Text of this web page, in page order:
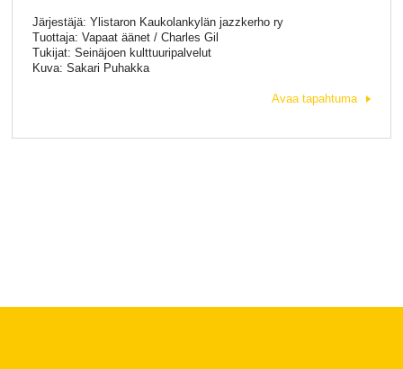
Järjestäjä: Ylistaron Kaukolankylän jazzkerho ry
Tuottaja: Vapaat äänet / Charles Gil
Tukijat: Seinäjoen kulttuuripalvelut
Kuva: Sakari Puhakka
Avaa tapahtuma